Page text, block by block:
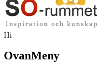
Hi
OvanMeny